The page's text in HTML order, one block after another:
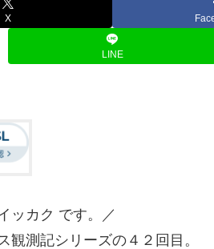
X
LINE
ッカク です。／
観測記シリーズの４２回目。